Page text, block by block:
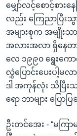
မျှော်လင့်စောင့်စား
လည်း ကြေညာပြီးသွာ
အများစုက အမျိုး
အလားအလာ ရှိနေတ
လေ ၁၉၉၀ ရွေးက
လွှဲပြောင်းပေးပါ့
ဒါ အကုန်လုံး သိပြီ
ရော ဘာများ ပြောပ
ဦးတင်အေး - “မကြ